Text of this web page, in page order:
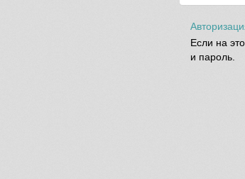
Если на
и пароль.